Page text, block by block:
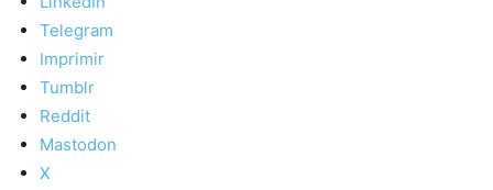
Telegram
Imprimir
Tumblr
Reddit
Mastodon
X